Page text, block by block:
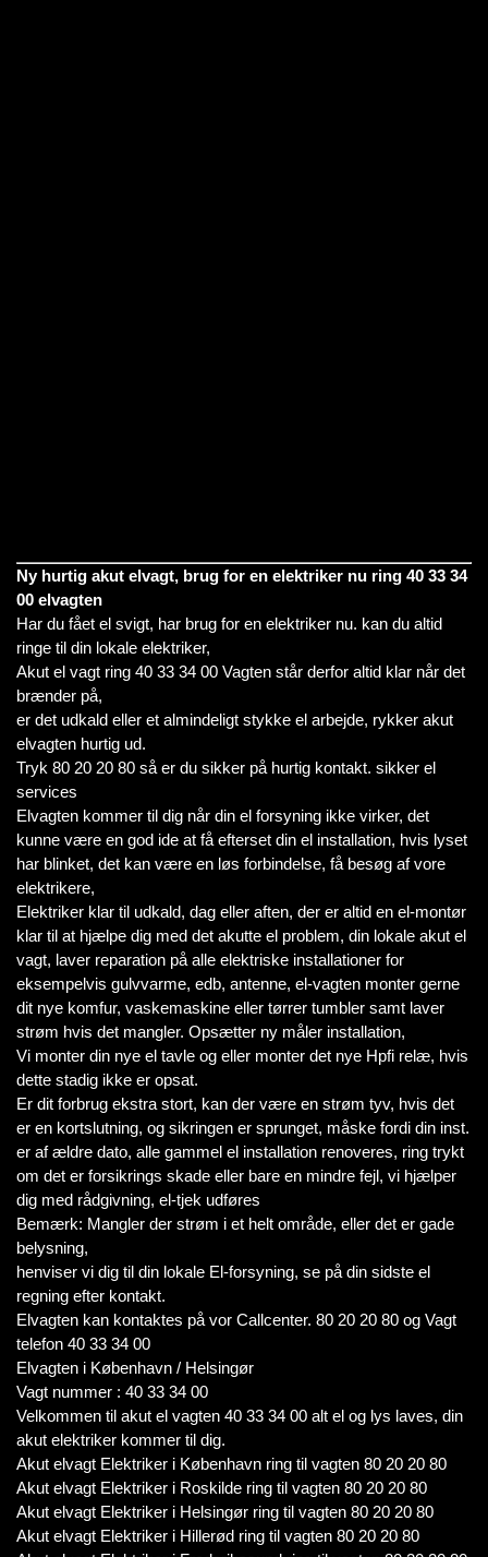
Ny hurtig akut elvagt, brug for en elektriker nu ring 40 33 34
00 elvagten
Har du fået el svigt, har brug for en elektriker nu. kan du altid
ringe til din lokale elektriker,
Akut el vagt ring 40 33 34 00 Vagten står derfor altid klar når det
brænder på,
er det udkald eller et almindeligt stykke el arbejde, rykker akut
elvagten hurtig ud.
Tryk 80 20 20 80 så er du sikker på hurtig kontakt. sikker el
services
Elvagten kommer til dig når din el forsyning ikke virker, det
kunne være en god ide at få efterset din el installation, hvis lyset
har blinket, det kan være en løs forbindelse, få besøg af vore
elektrikere,
Elektriker klar til udkald, dag eller aften, der er altid en el-montør
klar til at hjælpe dig med det akutte el problem, din lokale akut el
vagt, laver reparation på alle elektriske installationer for
eksempelvis gulvvarme, edb, antenne, el-vagten monter gerne
dit nye komfur, vaskemaskine eller tørrer tumbler samt laver
strøm hvis det mangler. Opsætter ny måler installation,
Vi monter din nye el tavle og eller monter det nye Hpfi relæ, hvis
dette stadig ikke er opsat.
Er dit forbrug ekstra stort, kan der være en strøm tyv, hvis det
er en kortslutning, og sikringen er sprunget, måske fordi din inst.
er af ældre dato, alle gammel el installation renoveres, ring trykt
om det er forsikrings skade eller bare en mindre fejl, vi hjælper
dig med rådgivning, el-tjek udføres
Bemærk: Mangler der strøm i et helt område, eller det er gade
belysning,
henviser vi dig til din lokale El-forsyning, se på din sidste el
regning efter kontakt.
Elvagten kan kontaktes på vor Callcenter. 80 20 20 80 og Vagt
telefon 40 33 34 00
Elvagten i København / Helsingør
Vagt nummer : 40 33 34 00
Velkommen til akut el vagten 40 33 34 00 alt el og lys laves, din
akut elektriker kommer til dig.
Akut elvagt Elektriker i København ring til vagten 80 20 20 80
Akut elvagt Elektriker i Roskilde ring til vagten 80 20 20 80
Akut elvagt Elektriker i Helsingør ring til vagten 80 20 20 80
Akut elvagt Elektriker i Hillerød ring til vagten 80 20 20 80